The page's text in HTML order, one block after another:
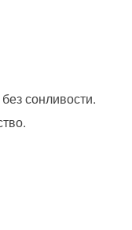
сонливости.